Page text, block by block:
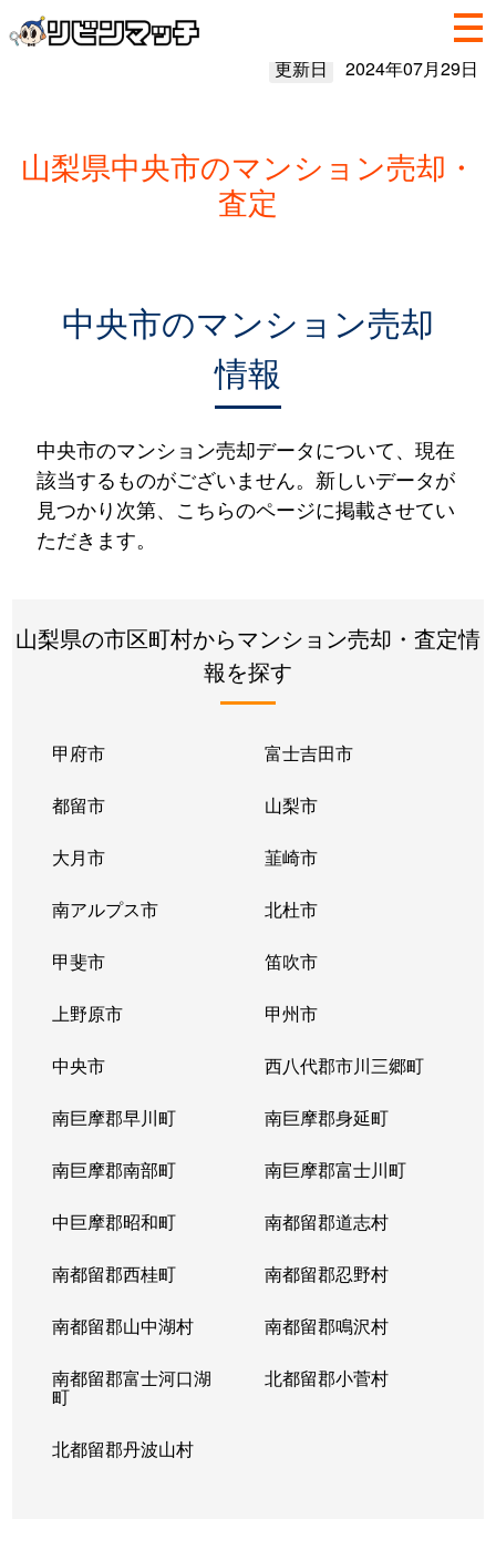
更新日 2024年07月29日
山梨県中央市のマンション売却・
査定
中央市のマンション売却
情報
中央市のマンション売却データについて、現在
該当するものがございません。新しいデータが
見つかり次第、こちらのページに掲載させてい
ただきます。
山梨県の市区町村からマンション売却・査定情
報を探す
甲府市 富士吉田市
都留市 山梨市
大月市 韮崎市
南アルプス市 北杜市
甲斐市 笛吹市
上野原市 甲州市
中央市 西八代郡市川三郷町
南巨摩郡早川町 南巨摩郡身延町
南巨摩郡南部町 南巨摩郡富士川町
中巨摩郡昭和町 南都留郡道志村
南都留郡西桂町 南都留郡忍野村
南都留郡山中湖村 南都留郡鳴沢村
南都留郡富士河口湖
町
北都留郡小菅村
北都留郡丹波山村